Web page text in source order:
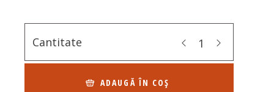
Cantitate
ADAUGĂ ÎN COȘ